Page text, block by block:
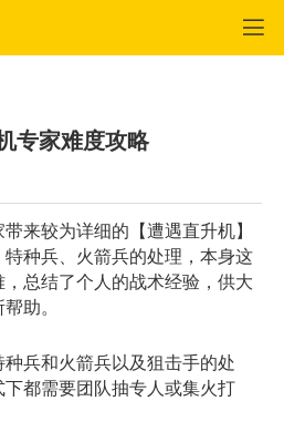
专家难度攻略
较为详细的【遭遇直升机】
种兵、火箭兵的处理，本身这
总结了个人的战术经验，供大
助。
兵和火箭兵以及狙击手的处
都需要团队抽专人或集火打